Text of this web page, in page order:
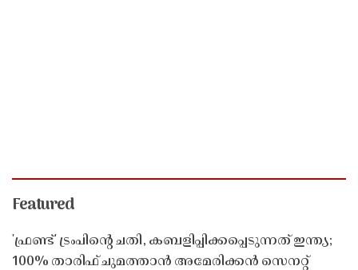
Featured
'ഫ്രണ്ട്' ട്രംപിന്റെ ചതി, കബളിപ്പിക്കപ്പെടുന്നത് ഇന്ത്യ;
100% താരിഫ് ചുമത്താൻ അമേരിക്കൻ സെനറ്റ്